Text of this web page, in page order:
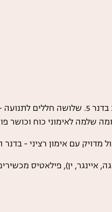
סניף רמת גן השני שלנו, ברחוב
עם אימון רציני - בדנר